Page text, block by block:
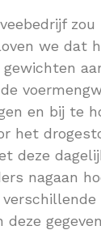
zou
we dat
en bij te
het
deze
nagaan
deze